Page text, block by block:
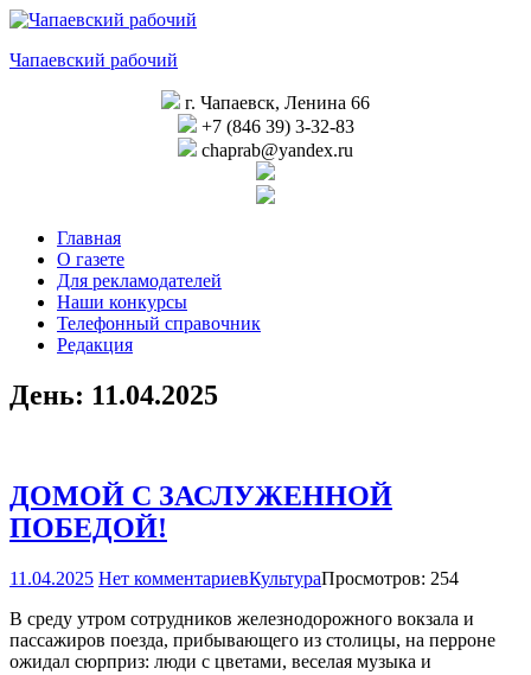
Перейти
содержимому
Чапаевский рабочий
г. Чапаевск, Ленина 66
+7 (846 39) 3-32-83
chaprab@yandex.ru
Главная
О газете
Для рекламодателей
Наши конкурсы
Телефонный справочник
Редакция
День: 11.04.2025
ДОМОЙ С ЗАСЛУЖЕННОЙ
ПОБЕДОЙ!
11.04.2025 Нет комментариевКультураПросмотров: 254
В среду утром сотрудников железнодорожного вокзала и
пассажиров поезда, прибывающего из столицы, на перроне
ожидал сюрприз: люди с цветами, веселая музыка и